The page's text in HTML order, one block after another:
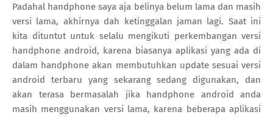
Padahal handphone saya aja belinya belum lama dan masih
versi lama, akhirnya dah ketinggalan jaman lagi. Saat ini
kita dituntut untuk selalu mengikuti perkembangan versi
handphone android, karena biasanya aplikasi yang ada di
dalam handphone akan membutuhkan update sesuai versi
android terbaru yang sekarang sedang digunakan, dan
akan terasa bermasalah jika handphone android anda
masih menggunakan versi lama, karena beberapa aplikasi